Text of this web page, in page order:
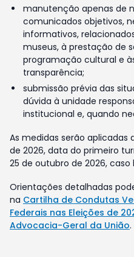
manutenção apenas de
comunicados objetivos,
informativos,
museus, à prestação de
programação cultural e
transparência;
submissão prévia das
dúvida à unidade
institucional e, quando
As medidas serão
de 2026, data do primeiro
25 de outubro de 2026,
Orientações detalhadas
na Cartilha de Condutas
Federais nas Eleições de
Advocacia-Geral da União.